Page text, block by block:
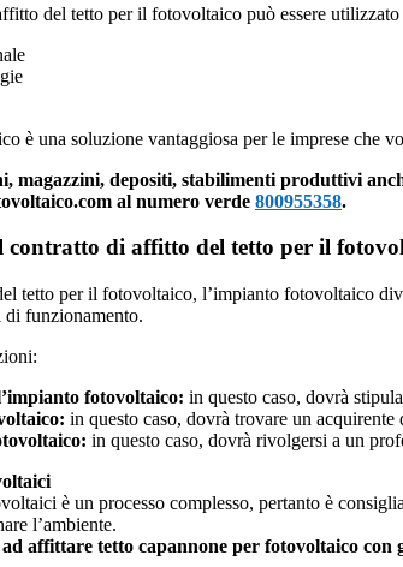
del tetto per il fotovoltaico può essere
è una soluzione vantaggiosa per le imprese che
magazzini, depositi, stabilimenti produttivi
al numero verde 800955358.
contratto di affitto del tetto per il
tetto per il fotovoltaico, l’impianto fotovoltaico
funzionamento.
fotovoltaico: in questo caso, dovrà
in questo caso, dovrà trovare un
in questo caso, dovrà rivolgersi a un
è un processo complesso, pertanto è
l’ambiente.
ad affittare tetto capannone per fotovoltaico